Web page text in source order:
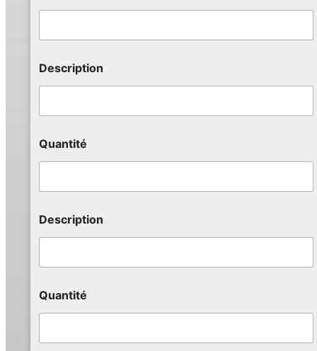
Description
Quantité
Description
Quantité